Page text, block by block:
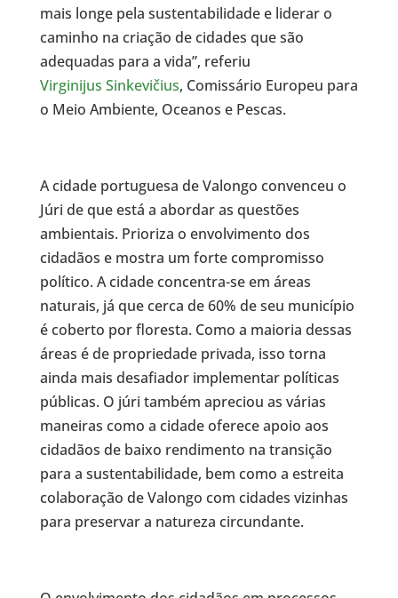
mais longe pela sustentabilidade e liderar o
caminho na criação de cidades que são
adequadas para a vida”, referiu
Virginijus Sinkevičius, Comissário Europeu para
o Meio Ambiente, Oceanos e Pescas.
A cidade portuguesa de Valongo convenceu o
Júri de que está a abordar as questões
ambientais. Prioriza o envolvimento dos
cidadãos e mostra um forte compromisso
político. A cidade concentra-se em áreas
naturais, já que cerca de 60% de seu município
é coberto por floresta. Como a maioria dessas
áreas é de propriedade privada, isso torna
ainda mais desafiador implementar políticas
públicas. O júri também apreciou as várias
maneiras como a cidade oferece apoio aos
cidadãos de baixo rendimento na transição
para a sustentabilidade, bem como a estreita
colaboração de Valongo com cidades vizinhas
para preservar a natureza circundante.